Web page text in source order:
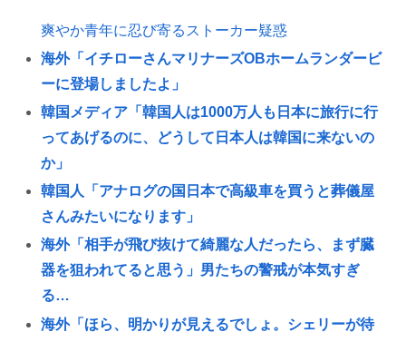
爽やか青年に忍び寄るストーカー疑惑
海外「イチローさんマリナーズOBホームランダービ
ーに登場しましたよ」
韓国メディア「韓国人は1000万人も日本に旅行に行
ってあげるのに、どうして日本人は韓国に来ないの
か」
韓国人「アナログの国日本で高級車を買うと葬儀屋
さんみたいになります」
海外「相手が飛び抜けて綺麗な人だったら、まず臓
器を狙われてると思う」男たちの警戒が本気すぎ
る…
海外「ほら、明かりが見えるでしょ。シェリーが待